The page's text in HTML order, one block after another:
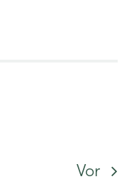
Vor